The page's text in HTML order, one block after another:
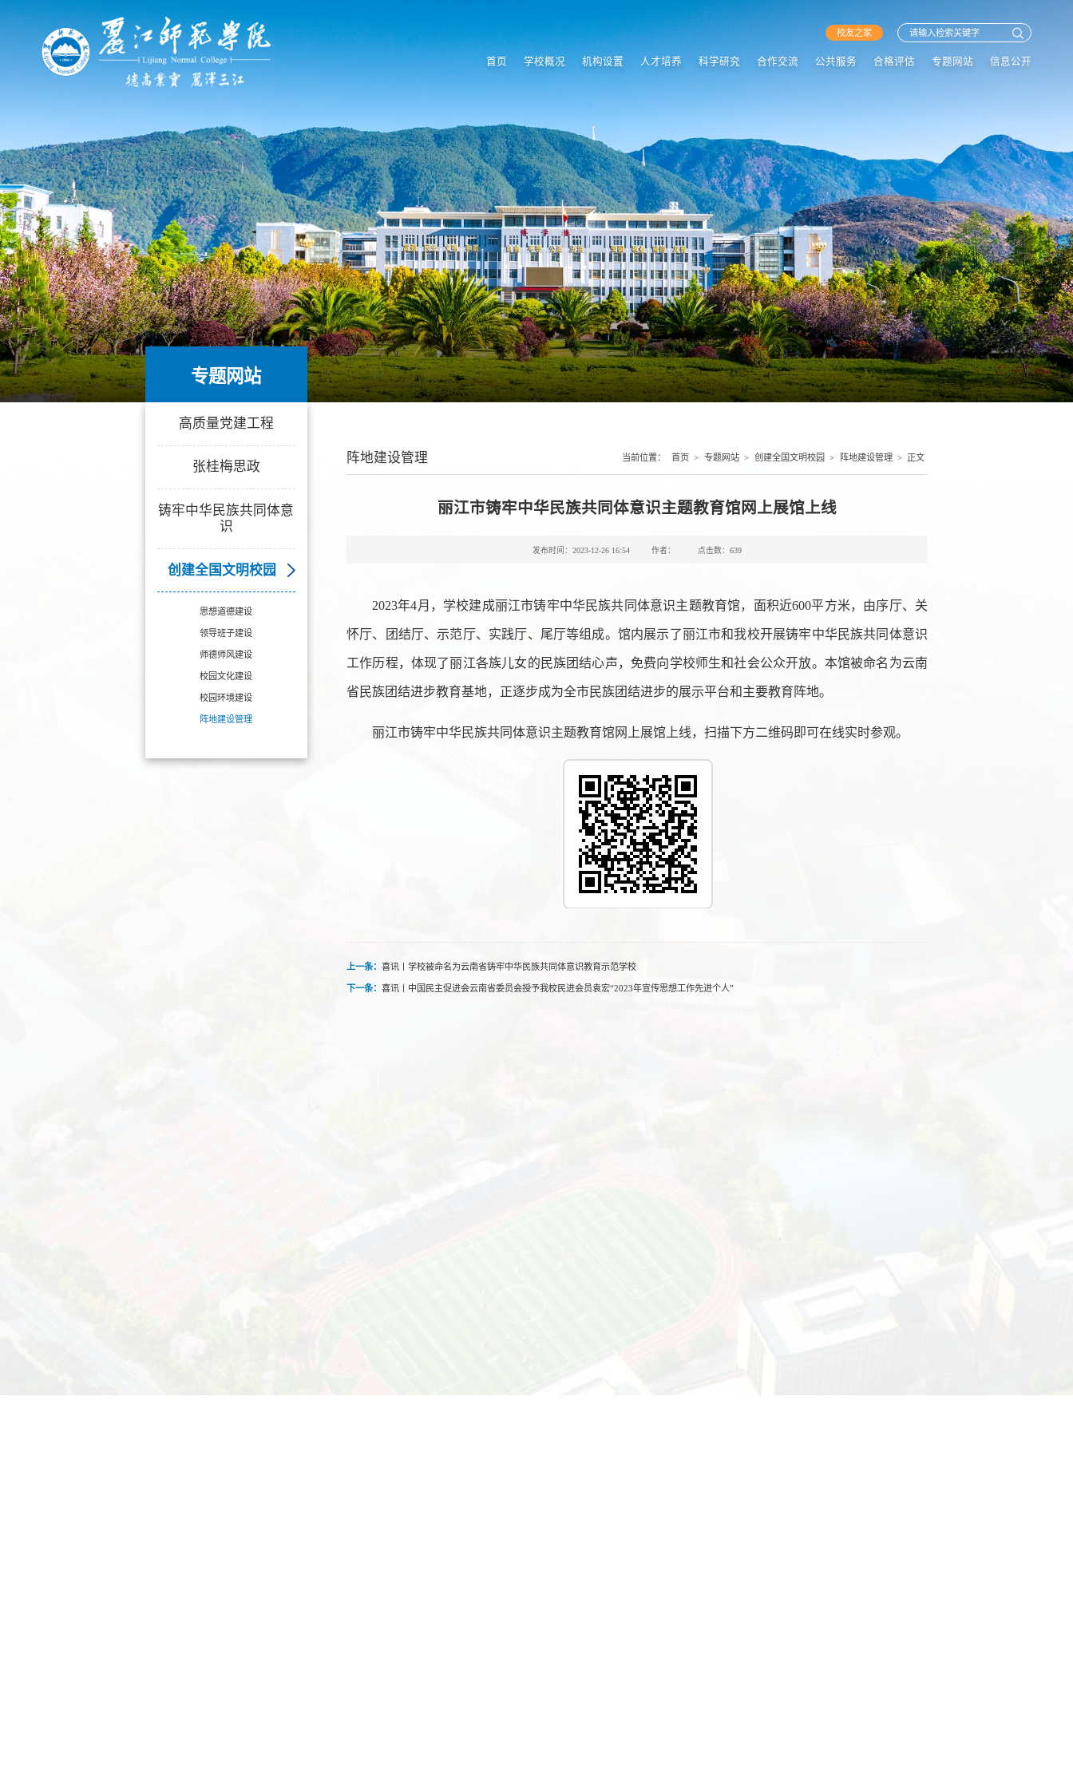
校友之家
首页 学校概况 机构设置 人才培养 科学研究 合作交流 公共服务 合格评估 专题网站 信息公开
专题网站专题网站
高质量党建工程
张桂梅思政
铸牢中华民族共同体意
识
创建全国文明校园
思想道德建设
领导班子建设
师德师风建设
校园文化建设
校园环境建设
阵地建设管理
阵地建设管理 当前位置： 首页 > 专题网站 > 创建全国文明校园 > 阵地建设管理 > 正文
丽江市铸牢中华民族共同体意识主题教育馆网上展馆上线
发布时间：2023-12-26 16:54 作者： 点击数：639
2023年4月，学校建成丽江市铸牢中华民族共同体意识主题教育馆，面积近600平方米，由序厅、关
怀厅、团结厅、示范厅、实践厅、尾厅等组成。馆内展示了丽江市和我校开展铸牢中华民族共同体意识
工作历程，体现了丽江各族儿女的民族团结心声，免费向学校师生和社会公众开放。本馆被命名为云南
省民族团结进步教育基地，正逐步成为全市民族团结进步的展示平台和主要教育阵地。
丽江市铸牢中华民族共同体意识主题教育馆网上展馆上线，扫描下方二维码即可在线实时参观。
上一条： 喜讯丨学校被命名为云南省铸牢中华民族共同体意识教育示范学校
下一条： 喜讯丨中国民主促进会云南省委员会授予我校民进会员袁宏“2023年宣传思想工作先进个人”